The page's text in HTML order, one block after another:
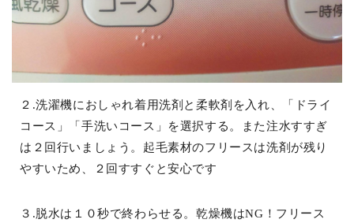
２.洗濯機におしゃれ着用洗剤と柔軟剤を入れ、「ドライ
コース」「手洗いコース」を選択する。また注水すすぎ
は２回行いましょう。起毛素材のフリースは洗剤が残り
やすいため、２回すすぐと安心です
３.脱水は１０秒で終わらせる。乾燥機はNG！フリース